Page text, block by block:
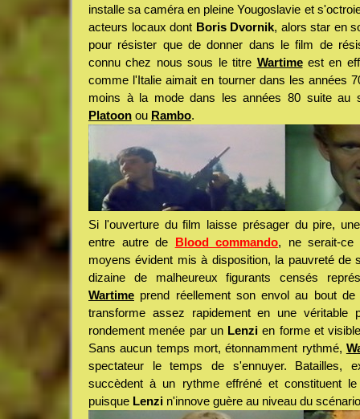
installe sa caméra en pleine Yougoslavie et
acteurs locaux dont Boris Dvornik, alors star en
pour résister que de donner dans le film de
connu chez nous sous le titre Wartimeest en
comme l'Italie aimait en tourner dans les années
moins à la mode dans les années 80 suite au
Platoon ou Rambo.
Si l'ouverture du film laisse présager du pire,
entre autre de Blood commando, ne serait-ce
moyens évident mis à disposition, la pauvreté de
dizaine de malheureux figurants censés
Wartime prend réellement son envol au bout
transforme assez rapidement en une véritable
rondement menée par un Lenzi en forme et
Sans aucun temps mort, étonnamment rythmé,
spectateur le temps de s'ennuyer. Batailles,
succèdent à un rythme effréné et constituent
puisque Lenzi n'innove guère au niveau du